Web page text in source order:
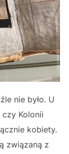
nie było. U
Kolonii
kobiety.
związaną z